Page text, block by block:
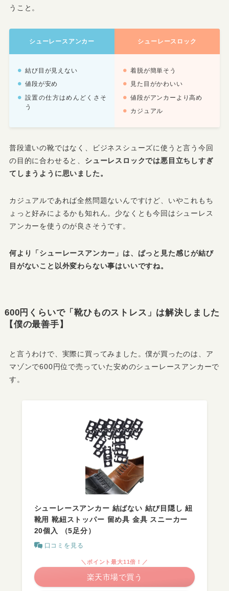
うこと。
シューレースアンカー シューレースロック
結び目が見えない
値段が安め
設置の仕方はめんどくさそ
う
着脱が簡単そう
見た目がかわいい
値段がアンカーより高め
カジュアル
普段遣いの靴ではなく、ビジネスシューズに使うと言う今回
の目的に合わせると、 シューレスロックでは悪目立ちしすぎ
てしまうように思いました。
カジュアルであれば全然問題ないんですけど、いやこれもち
ょっと好みによるかも知れん。少なくとも今回はシューレス
アンカーを使うのが良さそうです。
何より「シューレースアンカー」は、ぱっと見た感じが結び
目がないこと以外変わらない事はいいですね。
600円くらいで「靴ひものストレス」は解決しました
【僕の最善手】
と言うわけで、実際に買ってみました。僕が買ったのは、ア
マゾンで600円位で売っていた安めのシューレースアンカーで
す。
シューレースアンカー 結ばない 結び目隠し 紐
靴用 靴紐ストッパー 留め具 金具 スニーカー
20個入 （5足分）
口コミを見る
＼ポイント最大11倍！／
楽天市場で買う